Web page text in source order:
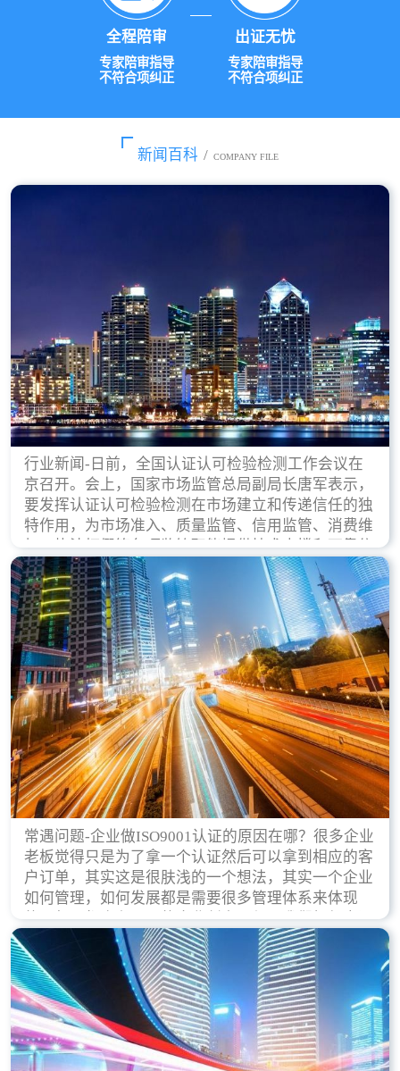
全程陪审
专家陪审指导
不符合项纠正
出证无忧
专家陪审指导
不符合项纠正
新闻百科 / COMPANY FILE
行业新闻-日前，全国认证认可检验检测工作会议在
京召开。会上，国家市场监管总局副局长唐军表示，
要发挥认证认可检验检测在市场建立和传递信任的独
特作用，为市场准入、质量监管、信用监管、消费维
权、执法打假等各项监管职能提供技术支撑和可靠依
据。
常遇问题-企业做ISO9001认证的原因在哪？很多企业
老板觉得只是为了拿一个认证然后可以拿到相应的客
户订单，其实这是很肤浅的一个想法，其实一个企业
如何管理，如何发展都是需要很多管理体系来体现
的，每天都会有不同的企业创立，但是我们如何去证
实一个企业的合法，有质量保证了？这就是ISO9001
认证体现价值的时候，那么键锋小编就来细说下企业
做ISO9001认证的根本原因。